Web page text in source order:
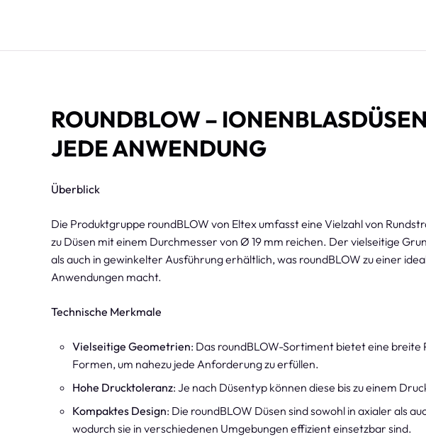
ROUNDBLOW –
JEDE ANWENDUNG
Überblick
Die Produktgruppe roundBLOW von Eltex umfasst eine Vielzahl von
zu Düsen mit einem Durchmesser von Ø 19 mm reichen. Der vielseitige
als auch in gewinkelter Ausführung erhältlich, was roundBLOW zu einer
Anwendungen macht.
Technische Merkmale
Vielseitige Geometrien: Das roundBLOW-Sortiment bietet eine breite
Formen, um nahezu jede Anforderung zu erfüllen.
Hohe Drucktoleranz: Je nach Düsentyp können diese bis zu einem
Kompaktes Design: Die roundBLOW Düsen sind sowohl in axialer als
wodurch sie in verschiedenen Umgebungen effizient einsetzbar sind.